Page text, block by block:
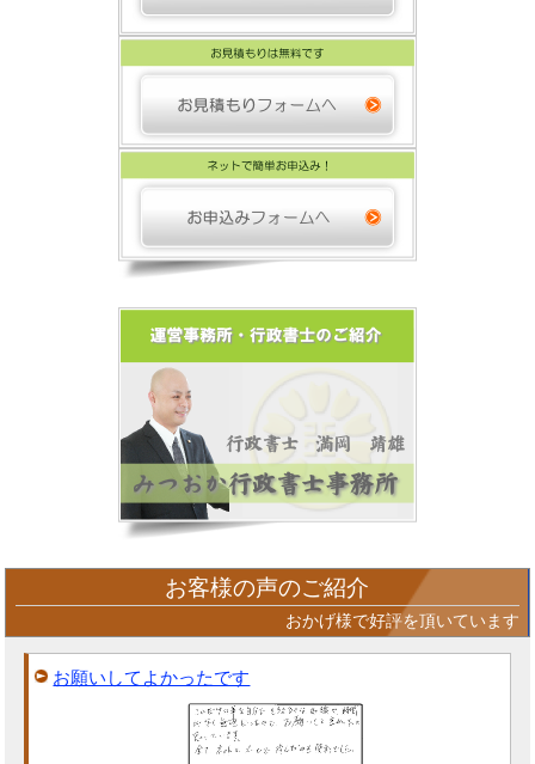
お客様の声のご紹介
おかげ様で好評を頂いています
お願いしてよかったです